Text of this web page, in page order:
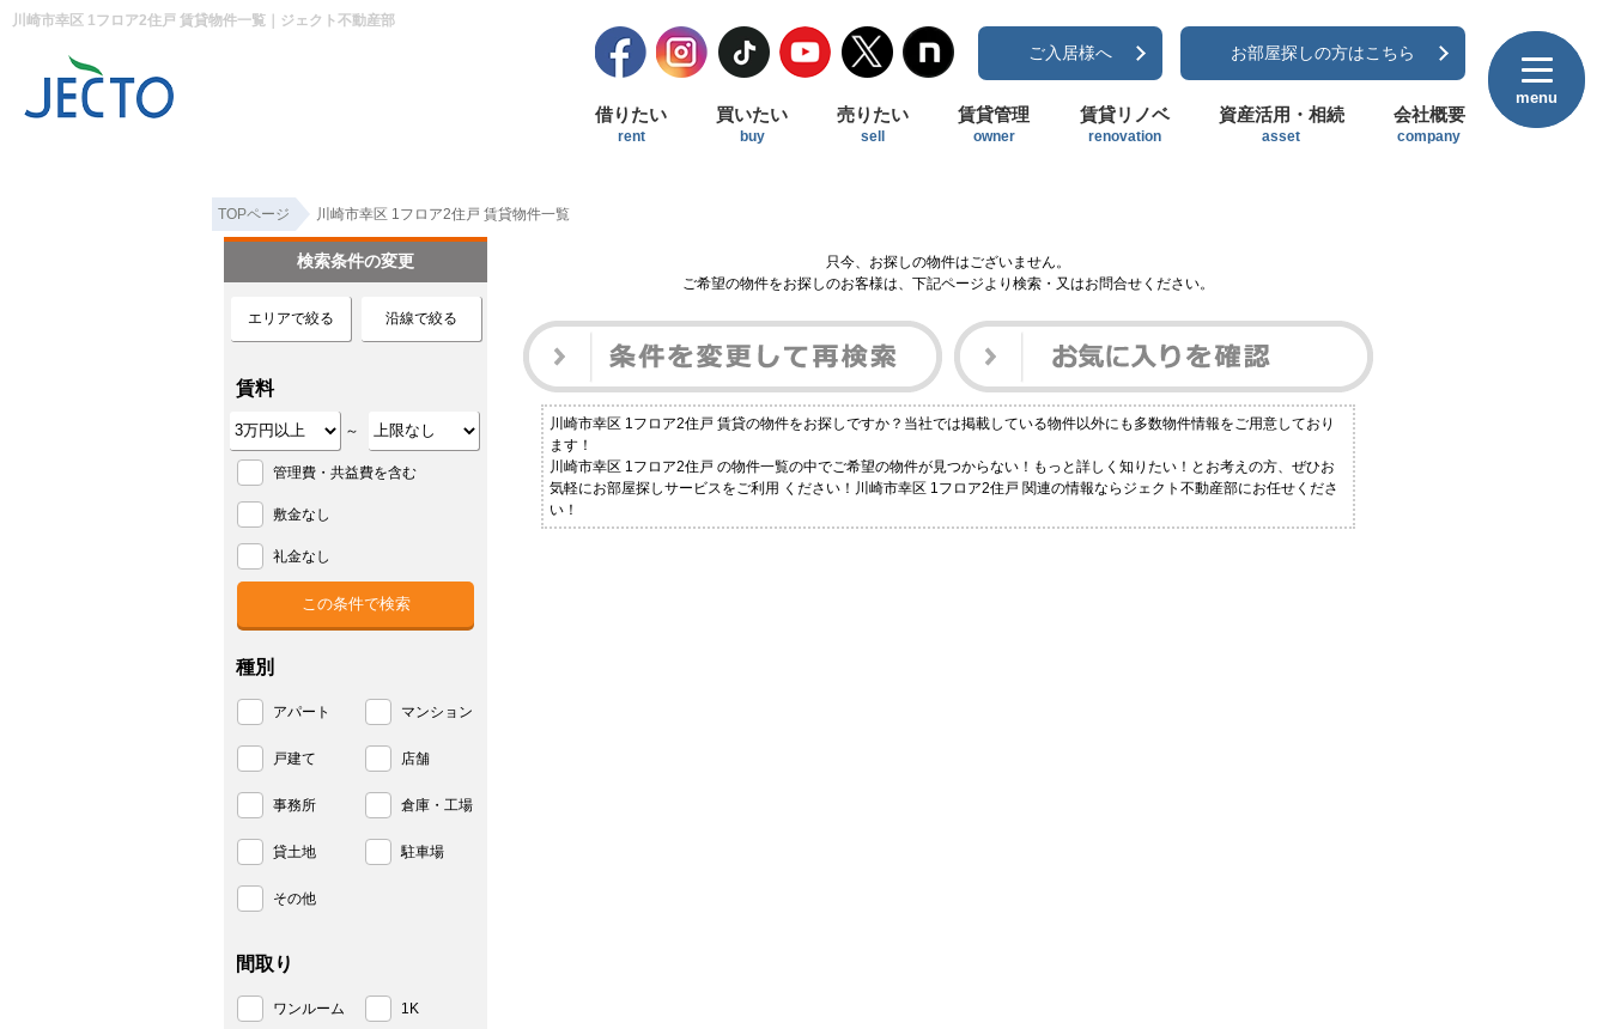
川崎市幸区 1フロア2住戸 賃貸物件一覧｜ジェクト不動産部
ご入居様へ お部屋探しの方はこちら
借りたい
rent
買いたい
buy
売りたい
sell
賃貸管理
owner
賃貸リノベ
renovation
資産活用・相続
asset
会社概要
company
menu
menu
TOPページ 川崎市幸区 1フロア2住戸 賃貸物件一覧
只今、お探しの物件はございません。
ご希望の物件をお探しのお客様は、下記ページより検索・又はお問合せください。
川崎市幸区 1フロア2住戸 賃貸の物件をお探しですか？当社では掲載している物件以外にも多数物件情報をご用意しており
ます！
川崎市幸区 1フロア2住戸 の物件一覧の中でご希望の物件が見つからない！もっと詳しく知りたい！とお考えの方、ぜひお
気軽にお部屋探しサービスをご利用 ください！川崎市幸区 1フロア2住戸 関連の情報ならジェクト不動産部にお任せくださ
い！
検索条件の変更
エリアで絞る 沿線で絞る
賃料
～
管理費・共益費を含む
敷金なし
礼金なし
種別
アパート マンション
戸建て 店舗
事務所 倉庫・工場
貸土地 駐車場
その他
間取り
ワンルーム 1K